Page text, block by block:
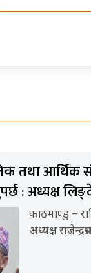
तथा आर्थिक
: अध्यक्ष
काठमाण्डु –
अध्यक्ष